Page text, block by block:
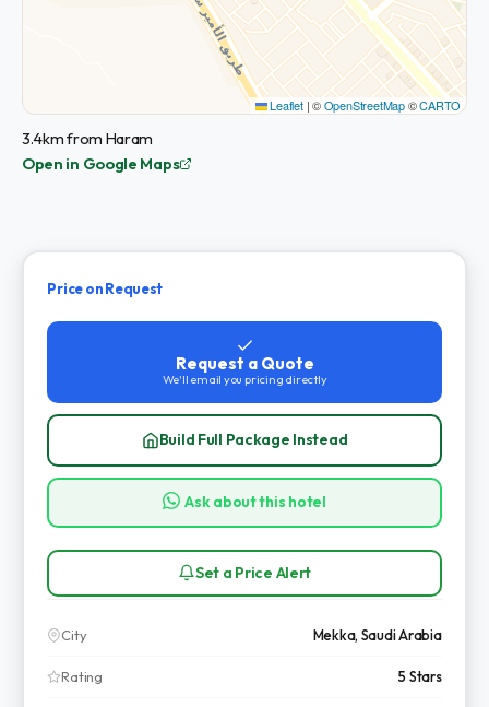
Leaflet |©OpenStreetMap©CARTO
3.4km from Haram
Open in Google Maps
Price on Request
Request a Quote
We'll email you pricing directly
Build Full Package Instead
Ask about this hotel
Set a Price Alert
City Mekka, Saudi Arabia
Rating 5 Stars